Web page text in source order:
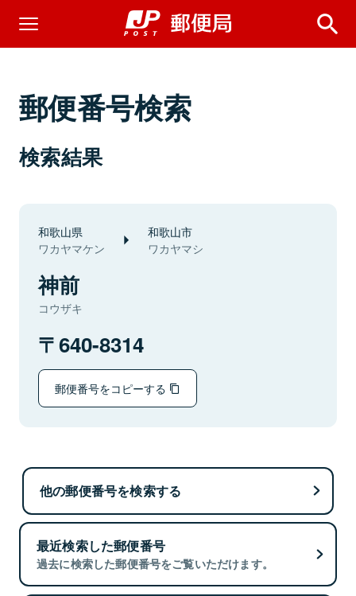
郵便番号検索
検索結果
和歌山県
ワカヤマケン
和歌山市
ワカヤマシ
神前
コウザキ
640-8314
郵便番号をコピーする
他の郵便番号を検索する
最近検索した郵便番号
過去に検索した郵便番号をご覧いただけます。